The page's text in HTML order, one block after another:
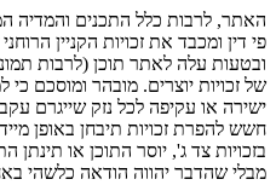
האתר, לרבות כלל התכנים והמדיה
פי דין ומכבד את זכויות הקניין
ובטעות עלה לאתר תוכן (לרבות
של זכויות יוצרים. מובהר ומוסכם
ישירה או עקיפה לכל נזק שייגרם
חשש להפרת זכויות תיבחן באופן
בזכויות צד ג', יוסר התוכן או תינתן
מבלי שהדבר יהווה הודאה כלשהי